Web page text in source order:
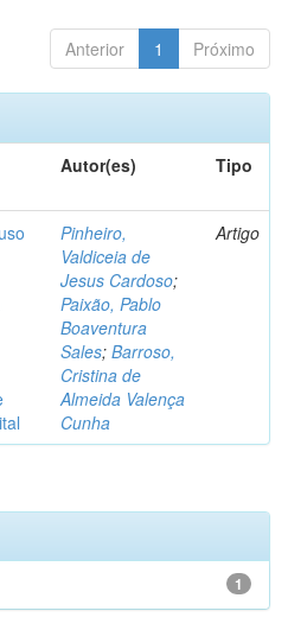
Anterior 1 Próximo
Autor(es) Tipo
Pinheiro,
Valdiceia de
Jesus Cardoso;
Paixão, Pablo
Boaventura
Sales; Barroso,
Cristina de
Almeida Valença
Cunha
Artigo
1